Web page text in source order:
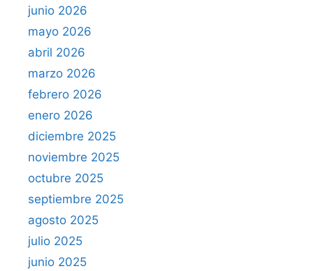
junio 2026
mayo 2026
abril 2026
marzo 2026
febrero 2026
enero 2026
diciembre 2025
noviembre 2025
octubre 2025
septiembre 2025
agosto 2025
julio 2025
junio 2025